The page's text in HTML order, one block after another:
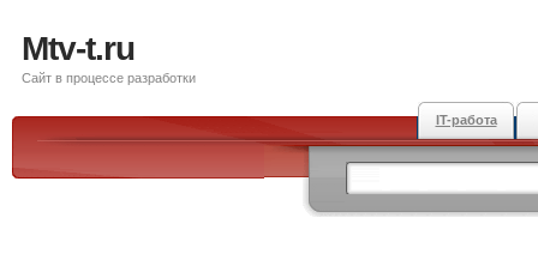
Mtv-t.ru
Сайт в процессе разработки
IT-работа